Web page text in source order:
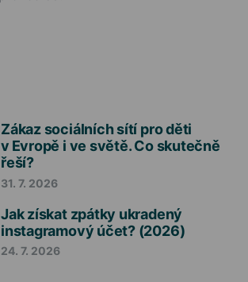
Zákaz sociálních sítí pro děti
v Evropě i ve světě. Co skutečně
řeší?
31. 7. 2026
Jak získat zpátky ukradený
instagramový účet? (2026)
24. 7. 2026